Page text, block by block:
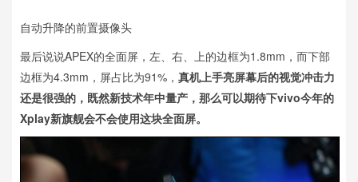
自动升降的前置摄像头
最后说说APEX的全面屏，左、右、上的边框为1.8mm，而下部
边框为4.3mm，屏占比为91%， 真机上手亮屏幕后的视觉冲击力
还是很强的，既然新技术年中量产，那么可以期待下vivo今年的
Xplay新旗舰会不会使用这块全面屏。